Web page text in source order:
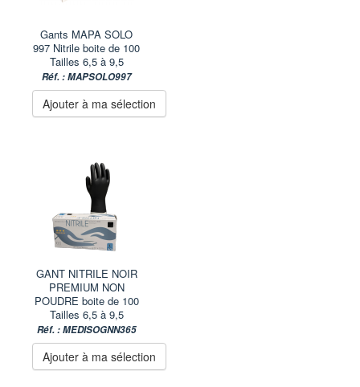
Gants MAPA SOLO
997 Nitrile boite de 100
Tailles 6,5 à 9,5
Réf. : MAPSOLO997
Ajouter à ma sélection
GANT NITRILE NOIR
PREMIUM NON
POUDRE boite de 100
Tailles 6,5 à 9,5
Réf. : MEDISOGNN365
Ajouter à ma sélection